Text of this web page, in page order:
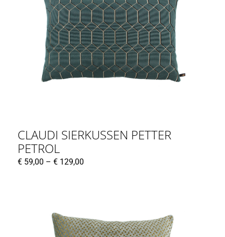
CLAUDI SIERKUSSEN PETTER
PETROL
€ 59,00 – € 129,00